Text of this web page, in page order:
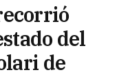
del
de